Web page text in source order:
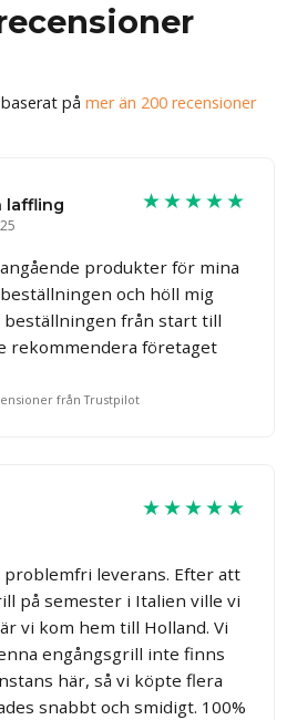
på mer än 200 recensioner
laffling
★★★★★
produkter för mina
och höll mig
beställningen från start till
rekommendera företaget
från Trustpilot
★★★★★
leverans. Efter att
på semester i Italien ville vi
vi kom hem till Holland. Vi
engångsgrill inte finns
här, så vi köpte flera
snabbt och smidigt. 100%